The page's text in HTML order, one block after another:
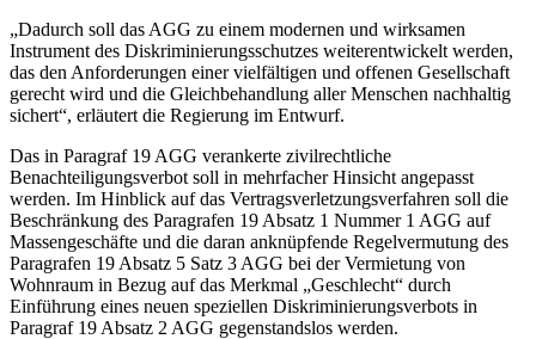
„Dadurch soll das AGG zu einem modernen und wirksamen
Instrument des Diskriminierungsschutzes weiterentwickelt werden,
das den Anforderungen einer vielfältigen und offenen Gesellschaft
gerecht wird und die Gleichbehandlung aller Menschen nachhaltig
sichert“, erläutert die Regierung im Entwurf.
Das in Paragraf 19 AGG verankerte zivilrechtliche
Benachteiligungsverbot soll in mehrfacher Hinsicht angepasst
werden. Im Hinblick auf das Vertragsverletzungsverfahren soll die
Beschränkung des Paragrafen 19 Absatz 1 Nummer 1 AGG auf
Massengeschäfte und die daran anknüpfende Regelvermutung des
Paragrafen 19 Absatz 5 Satz 3 AGG bei der Vermietung von
Wohnraum in Bezug auf das Merkmal „Geschlecht“ durch
Einführung eines neuen speziellen Diskriminierungsverbots in
Paragraf 19 Absatz 2 AGG gegenstandslos werden.